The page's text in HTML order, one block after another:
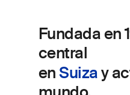
Fundada en
central
enSuizay